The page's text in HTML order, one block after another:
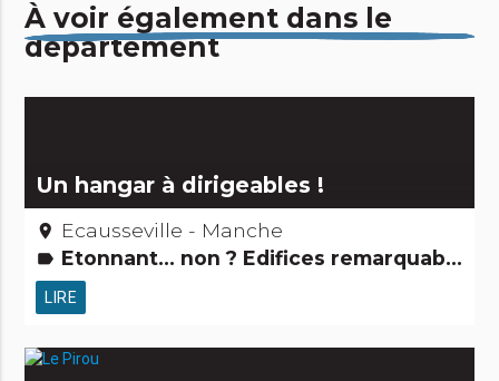
À voir également dans le
département
Un hangar à dirigeables !
place Ecausseville - Manche
label Etonnant... non ? Edifices remarquables
LIRE